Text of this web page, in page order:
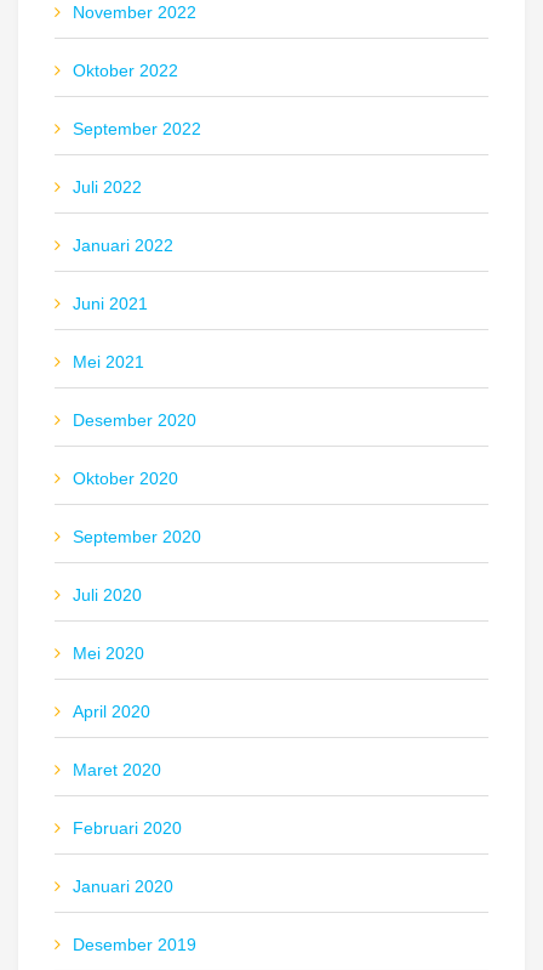
November 2022
Oktober 2022
September 2022
Juli 2022
Januari 2022
Juni 2021
Mei 2021
Desember 2020
Oktober 2020
September 2020
Juli 2020
Mei 2020
April 2020
Maret 2020
Februari 2020
Januari 2020
Desember 2019